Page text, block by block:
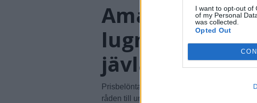
I want to opt-out of
of my Personal
was collected.
Opted Out
Amanda
lugnet i
jävla mysigt
Prisbelönta skådespelaren berättar om livet
råden till unga med skådespelardrömmar.